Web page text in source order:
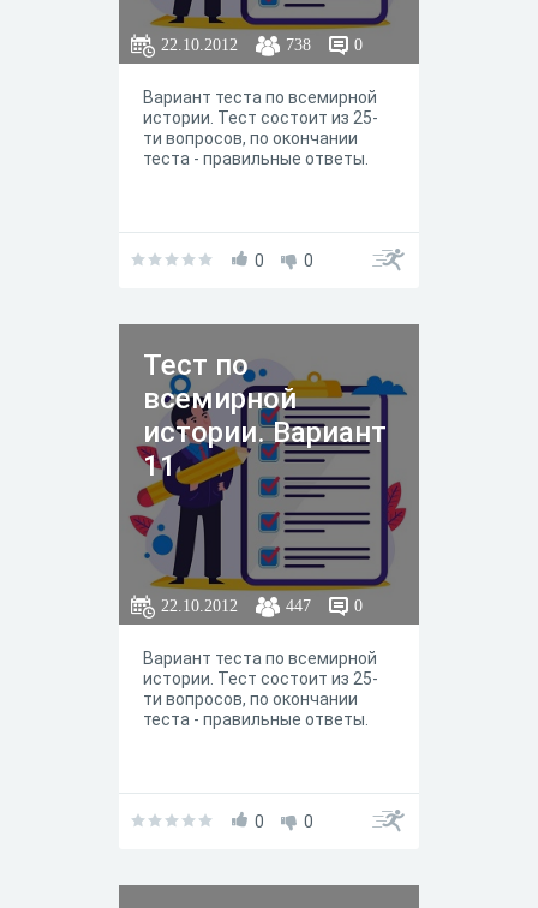
22.10.2012 738 0
Вариант теста по всемирной
истории. Тест состоит из 25-
ти вопросов, по окончании
теста - правильные ответы.
0 0
Тест по
всемирной
истории. Вариант
11
22.10.2012 447 0
Вариант теста по всемирной
истории. Тест состоит из 25-
ти вопросов, по окончании
теста - правильные ответы.
0 0